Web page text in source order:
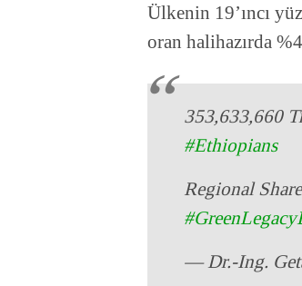
Ülkenin 19’ıncı
oran halihazırda
353,633,660
#Ethiopians
Regional
— Dr.-Ing.